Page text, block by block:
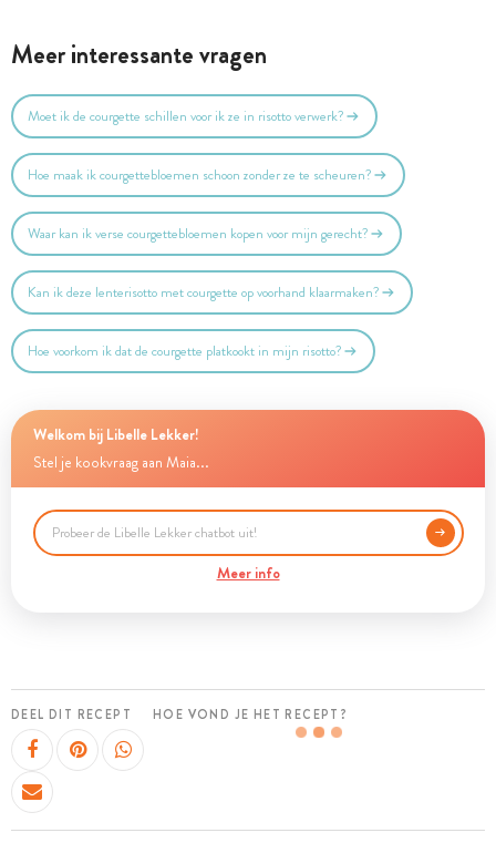
Meer interessante vragen
Moet ik de courgette schillen voor ik ze in risotto verwerk?
Hoe maak ik courgettebloemen schoon zonder ze te scheuren?
Waar kan ik verse courgettebloemen kopen voor mijn gerecht?
Kan ik deze lenterisotto met courgette op voorhand klaarmaken?
Hoe voorkom ik dat de courgette platkookt in mijn risotto?
Welkom bij Libelle Lekker!
Stel je kookvraag aan Maia...
Meer info
DEEL DIT RECEPT HOE VOND JE HET RECEPT?